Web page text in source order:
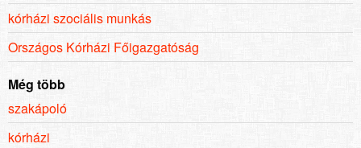
kórházi szociális munkás
Országos Kórházi Főigazgatóság
Még több
szakápoló
kórházi